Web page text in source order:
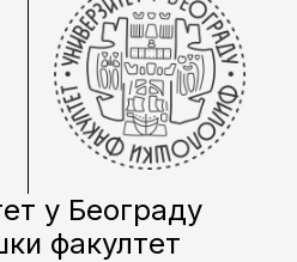
у Београду
факултет